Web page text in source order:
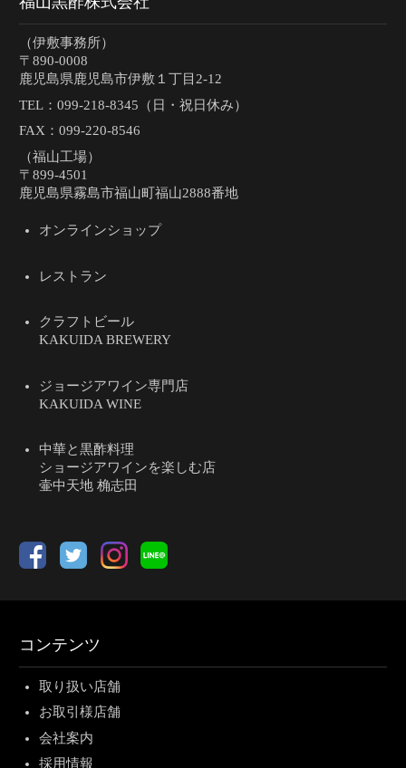
（伊敷事務所）
〒890-0008
鹿児島県鹿児島市伊敷１丁目2-12
TEL：099-218-8345（日・祝日休み）
FAX：099-220-8546
（福山工場）
〒899-4501
鹿児島県霧島市福山町福山2888番地
オンラインショップ
レストラン
クラフトビール
KAKUIDA BREWERY
ジョージアワイン専門店
KAKUIDA WINE
中華と黒酢料理
ショージアワインを楽しむ店
壷中天地 桷志田
コンテンツ
取り扱い店舗
お取引様店舗
会社案内
採用情報